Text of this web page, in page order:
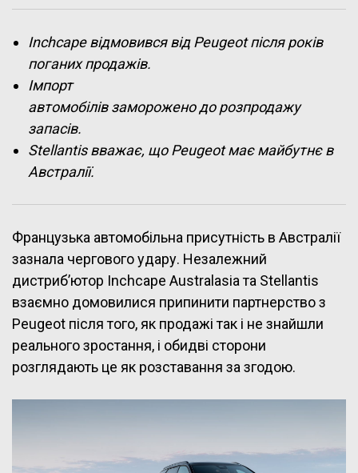
Inchcape відмовився від Peugeot після років
поганих продажів.
Імпорт
автомобілів заморожено до розпродажу
запасів.
Stellantis вважає, що Peugeot має майбутнє в
Австралії.
Французька автомобільна присутність в Австралії
зазнала чергового удару. Незалежний
дистриб’ютор Inchcape Australasia та Stellantis
взаємно домовилися припинити партнерство з
Peugeot після того, як продажі так і не знайшли
реального зростання, і обидві сторони
розглядають це як розставання за згодою.